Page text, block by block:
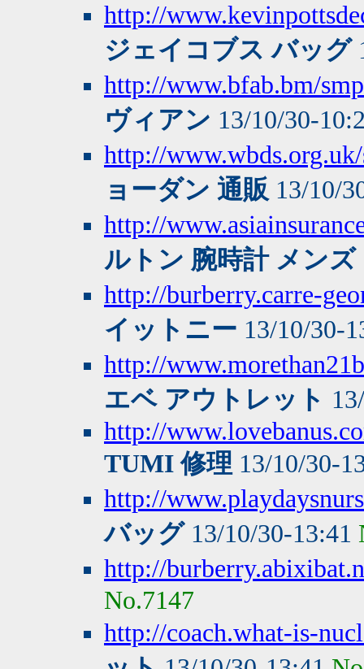
http://
ジェイコブス バッグ
http://www.bfab.bm/
ヴィアン 13/10/30-
http://
ョーダン 通販 13/10/
http://
ルトン 腕時計 メンズ
http://burberry.carre-
イットニー 13/10/30-
http://
エベ アウトレット
http://
TUMI 修理 13/10/30-
http://
バッグ13/10/30-13:41
http://
No.7147
http://coach.what-is-